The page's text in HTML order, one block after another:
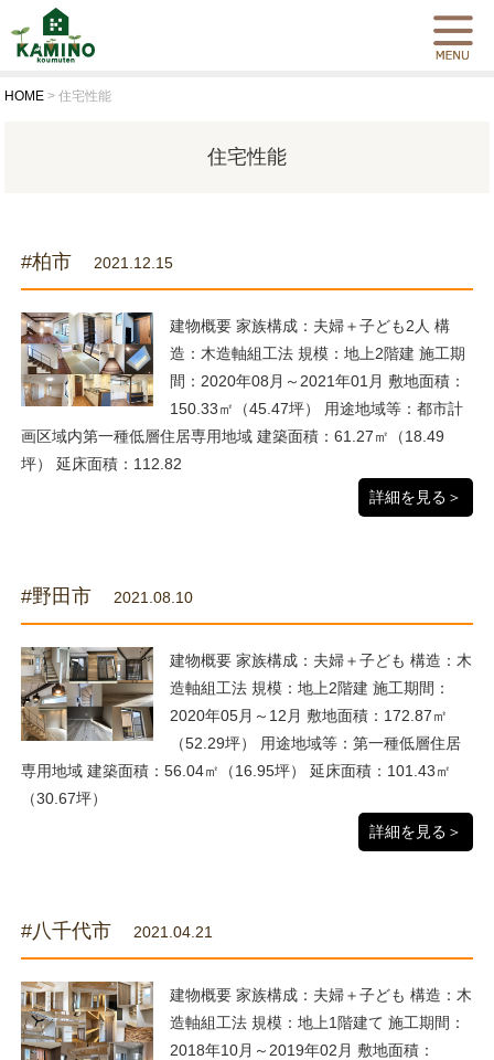
HOME >住宅性能
住宅性能
#柏市 2021.12.15
建物概要 家族構成：夫婦＋子ども2人 構
造：木造軸組工法 規模：地上2階建 施工期
間：2020年08月～2021年01月 敷地面積：
150.33㎡（45.47坪） 用途地域等：都市計
画区域内第一種低層住居専用地域 建築面積：61.27㎡（18.49
坪） 延床面積：112.82
詳細を見る＞
#野田市 2021.08.10
建物概要 家族構成：夫婦＋子ども 構造：木
造軸組工法 規模：地上2階建 施工期間：
2020年05月～12月 敷地面積：172.87㎡
（52.29坪） 用途地域等：第一種低層住居
専用地域 建築面積：56.04㎡（16.95坪） 延床面積：101.43㎡
（30.67坪）
詳細を見る＞
#八千代市 2021.04.21
建物概要 家族構成：夫婦＋子ども 構造：木
造軸組工法 規模：地上1階建て 施工期間：
2018年10月～2019年02月 敷地面積：